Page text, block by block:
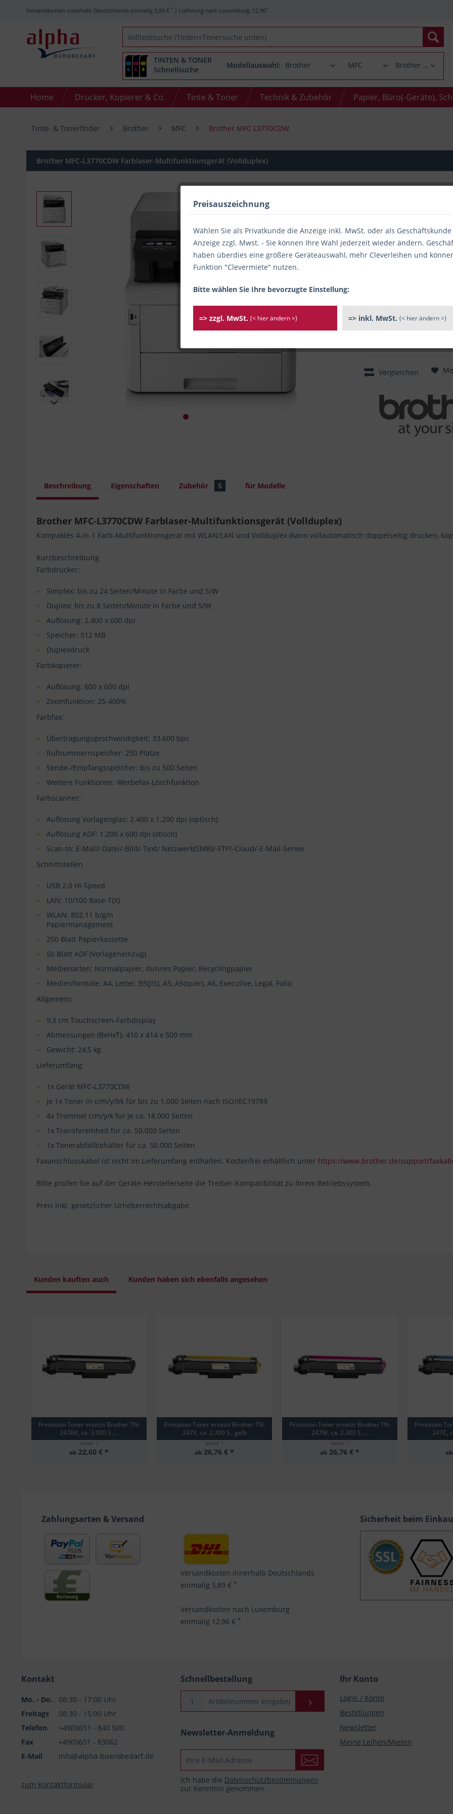
Versandkosten innerhalb Deutschlands einmalig 5,89 € * | Lieferung nach Luxemburg: 12,96*
TINTEN & TONER
Schnellsuche
Modellauswahl:
Home Drucker, Kopierer & Co. Tinte & Toner Technik & Zubehör Papier, Büro(-Geräte),
Tinte- & Tonerfinder Brother MFC Brother MFC L3770CDW
Brother MFC-L3770CDW Farblaser-Multifunktionsgerät (Vollduplex)
Restbestand: mehr als 8 Stück
Sofort versandfertig,
riedla@brother.de
Vergleichen
Beschreibung Eigenschaften Zubehör 5 für Modelle
Brother MFC-L3770CDW Farblaser-Multifunktionsgerät (Vollduplex)
Kompaktes 4-in-1 Farb-Multifunktionsgerät mit WLAN/LAN und Vollduplex (kann vollautomatisch doppelseitig drucken,
Kurzbeschreibung
Farbdrucker:
Simplex: bis zu 24 Seiten/Minute in Farbe und S/W
Duplex: bis zu 8 Seiten/Minute in Farbe und S/W
Auflösung: 2.400 x 600 dpi
Speicher: 512 MB
Duplexdruck
Farbkopierer:
Auflösung: 600 x 600 dpi
Zoomfunktion: 25-400%
Farbfax:
Übertragungsgeschwindigkeit: 33.600 bps
Rufnummernspeicher: 250 Plätze
Sende-/Empfangsspeicher: bis zu 500 Seiten
Weitere Funktionen: Werbefax-Löschfunktion
Farbscanner:
Auflösung Vorlagenglas: 2.400 x 1.200 dpi (optisch)
Auflösung ADF: 1.200 x 600 dpi (otisch)
Scan-to: E-Mail/-Datei/-Bild/-Text/ Netzwerk(SMB)/-FTP/-Cloud/-E-Mail-Server
Schnittstellen
USB 2.0 Hi-Speed
LAN: 10/100 Base-T(X)
WLAN: 802.11 b/g/n
Papiermanagement
250 Blatt Papierkassette
50 Blatt ADF (Vorlageneinzug)
Medienarten: Normalpapier, dünnes Papier, Recyclingpapier
Medienformate: A4, Letter, B5(JIS), A5, A5(quer), A6, Executive, Legal, Folio
Allgemein:
9,3 cm Touchscreen-Farbdisplay
Abmessungen (BxHxT): 410 x 414 x 509 mm
Gewicht: 24,5 kg
Lieferumfang:
1x Gerät MFC-L3770CDW
je 1x Toner in c/m/y/bk für bis zu 1.000 Seiten nach ISO/IEC19789
4x Trommel c/m/y/k für je ca. 18.000 Seiten
1x Transfereinheit für ca. 50.000 Seiten
1x Tonerabfallbehälter für ca. 50.000 Seiten
Faxanschlusskabel ist nicht im Lieferumfang enthalten. Kostenfrei erhältlich unter https://www.brother.de/support/
Bitte prüfen Sie auf der Geräte-Herstellerseite die Treiber-Kompatibilität zu Ihrem Betriebssystem.
Preis inkl. gesetzlicher Urheberrechtsabgabe.
Kunden kauften auch Kunden haben sich ebenfalls angesehen
Printation Toner ersetzt Brother TN-
247BK, ca. 3.000 S.,...
Inhalt 1
ab 22,60 € *
Printation Toner ersetzt Brother TN-
247Y, ca. 2.300 S., gelb
Inhalt 1
ab 26,76 € *
Printation Toner ersetzt Brother TN-
247M, ca. 2.300 S.,...
Inhalt 1
ab 26,76 € *
Printation
247C,
Zahlungsarten & Versand
Versandkosten innerhalb Deutschlands
einmalig 5,89 € *
Versandkosten nach Luxemburg
einmalig 12,96 € *
Sicherheit beim
Kontakt
Mo. - Do.
08:30 - 17:00 Uhr
Freitags
08:30 - 15:00 Uhr
Telefon
+49(0)651 - 840 500
Fax
+49(0)651 - 83062
E-Mail
info@alpha-buerobedarf.de
zum Kontaktformular
Schnellbestellung
Newsletter-Anmeldung
Ich habe die Datenschutzbestimmungen
zur Kenntnis genommen.
Ihr Konto
Login / Konto
Bestellungen
Newsletter
Meine Leihen/Mieten
Preisauszeichnung
Wählen Sie als Privatkunde die Anzeige inkl. MwSt. oder als
Anzeige zzgl. Mwst. - Sie können Ihre Wahl jederzeit wieder ändern.
haben überdies eine größere Geräteauswahl, mehr Cleverleihen und
Funktion "Clevermiete" nutzen.
Bitte wählen Sie Ihre bevorzugte Einstellung:
=> zzgl. MwSt. (< hier ändern >) => inkl. MwSt. (< hier ändern >)